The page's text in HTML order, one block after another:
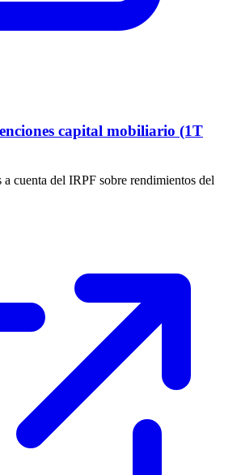
capital mobiliario (1T
a cuenta del IRPF sobre rendimientos del